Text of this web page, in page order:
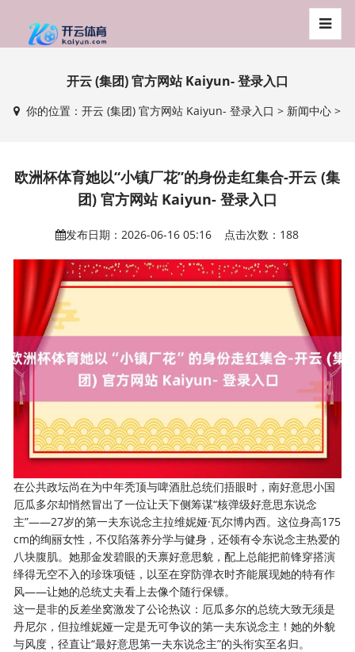
开云 (集团) 官方网站 Kaiyun- 登录入口
你的位置：开云 (集团) 官方网站 Kaiyun- 登录入口 > 新闻中心 >
欧洲杯体育她以“小镇厂花”的身份走红集合-开云 (集
团) 官方网站 Kaiyun- 登录入口
发布日期：2026-06-16 05:16 点击次数：188
在公共政坛尚在为中年秃顶与啤酒肚总统们捂眼时，南好意思小国
厄瓜多尔却悄然冒出了一位让天下侧筹谋“核弹级好意思东说念
主”——27岁的第一夫东说念主拉维妮娅·瓦尔博内西。这位身高175
cm的绚丽女性，不仅陷落养分学与健身，还领有令东说念主热爱的
八块腹肌。她那金发碧眼的天禀好意思貌，配上总能把前锋穿搭演
绎得无空不入的珍珠项链，以至在穿防弹衣时齐能展现她的特有作
风——让她的总统丈夫看上去像个随行保镖。
这一是非的反差坐窝激发了公论热议：厄瓜多尔的总统大致无须是
丹尼尔，但拉维妮娅一定是无可争议的第一夫东说念主！她的外貌
与风度，径直让“最好意思第一夫东说念主”的头衔实至名归。